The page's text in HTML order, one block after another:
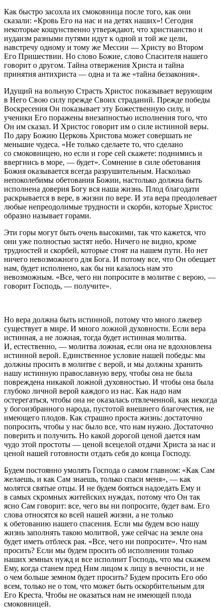
Как быстро засохла их смоковница после того, как они
сказали: «Кровь Его на нас и на детях наших»! Сегодня
некоторые кощунственно утверждают, что христианство и
иудаизм разными путями идут к одной и той же цели,
навстречу одному и тому же Мессии — Христу во Втором
Его Пришествии. Но слово Божие, слово Спасителя нашего
говорит о другом. Тайна отвержения Христа и тайна
принятия антихриста — одна и та же «тайна беззакония».
Идущий на вольную Страсть Христос показывает верующим
в Него Свою силу прежде Своих страданий. Прежде победы
Воскресения Он показывает эту Божественную силу, и
ученики Его поражены внезапностью исполнения того, что
Он им сказал. И Христос говорит им о силе истинной веры.
По дару Божию Церковь Христова может совершать не
меньшие чудеса. «Не только сделаете то, что сделано
со смоковницею, но если и горе сей скажете: поднимись и
ввергнись в море, — будет». Сомнение в силе обетования
Божия оказывается всегда разрушительным. Насколько
непоколебимы обетования Божии, настолько должна быть
исполнена доверия Богу вся наша жизнь. Плод благодати
раскрывается в вере, в жизни по вере. И эта вера преодолевает
любые непреодолимые трудности и скорби, которые Христос
образно называет горами.
Эти горы могут быть очень высокими, так что кажется, что
они уже полностью застят небо. Ничего не видно, кроме
трудностей и скорбей, которые стоят на нашем пути. Но нет
ничего невозможного для Бога. И потому все, что Он обещает
нам, будет исполнено, как бы ни казалось нам это
невозможным. «Все, чего ни попросите в молитве с верою, —
говорит Господь, — получите».
Но вера должна быть истинной, потому что много лжевер
существует в мире. И много ложной духовности. Если вера
истинная, а не ложная, тогда будет истинная молитва.
И, естественно, — молитва ложная, если она не вдохновлена
истинной верой. Единственное условие нашей победы: мы
должны просить в молитве с верой, и мы должны хранить
нашу истинную православную веру, чтобы она не была
повреждена никакой ложной духовностью. И чтобы она была
глубоко личной верой каждого из нас. Как надо нам
остерегаться, чтобы она не оказалась отвлеченной, как некогда
у богоизбранного народа, пустотой внешнего благочестия, не
имеющего плодов. Как страшно проста жизнь: достаточно
попросить, чтобы у нас было все, что нам нужно. Достаточно
поверить и получить. Но какой дорогой ценой дается нам
чудо этой простоты — ценой всецелой отдачи Христа за нас и
ценой нашей готовности отдать себя до конца Господу.
Будем постоянно умолять Господа о самом главном: «Как Сам
желаешь, и как Сам знаешь, только спаси меня», — как
молятся святые отцы. И не будем бояться надоедать Ему и
в самых скромных житейских нуждах, потому что Он так
ясно Сам говорит: все, чего вы ни попросите, будет вам. Его
слова относятся ко всей нашей жизни, а не только
к обетованию нашего спасения. Если мы будем всю нашу
жизнь заполнять такою молитвой, уже сейчас на земле она
будет иметь отблеск рая. «Все, чего ни попросите». Что нам
просить? Если мы будем просить об исполнении только
наших земных нужд и все исполнит Господь, что мы скажем
Ему, когда станем пред Ним лицом к лицу в вечности, и не
о чем больше земном будет просить? Будем просить Его обо
всем, только не о том, что может быть оскорбительным для
Его Креста. Чтобы не оказаться нам не имеющей плода
смоковницей.